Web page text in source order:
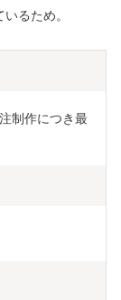
るため。
制作につき最